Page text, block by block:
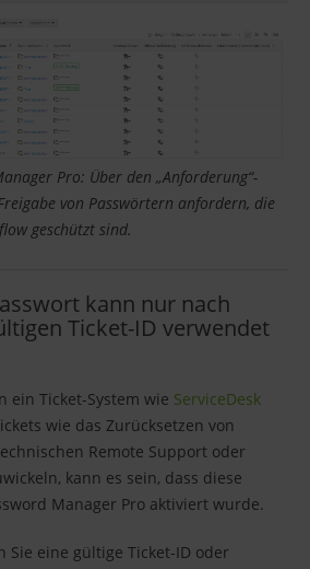
Pro: Über den „Anforderung“-
von Passwörtern anfordern, die
geschützt sind.
kann nur nach
Ticket-ID verwendet
ein Ticket-System wie ServiceDesk
wie das Zurücksetzen von
Remote Support oder
kann es sein, dass diese
Manager Pro aktiviert wurde.
Sie eine gültige Ticket-ID oder